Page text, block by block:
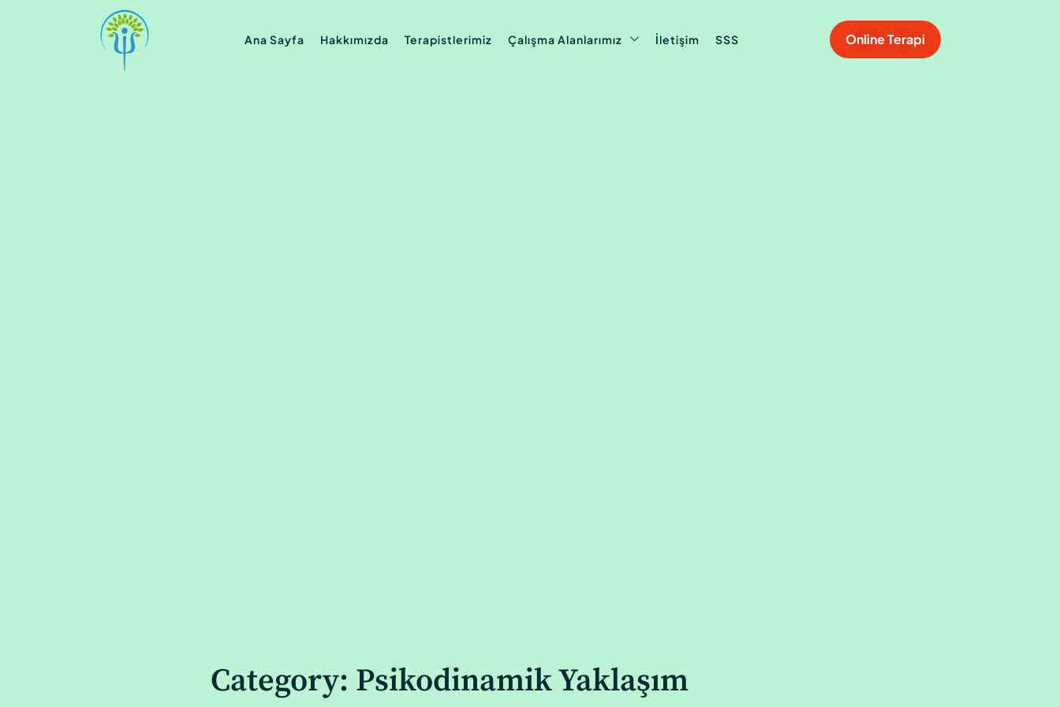
Ana Sayfa Hakkımızda Terapistlerimiz Çalışma Alanlarımız İletişim SSS Online Terapi
Category: Psikodinamik Yaklaşım